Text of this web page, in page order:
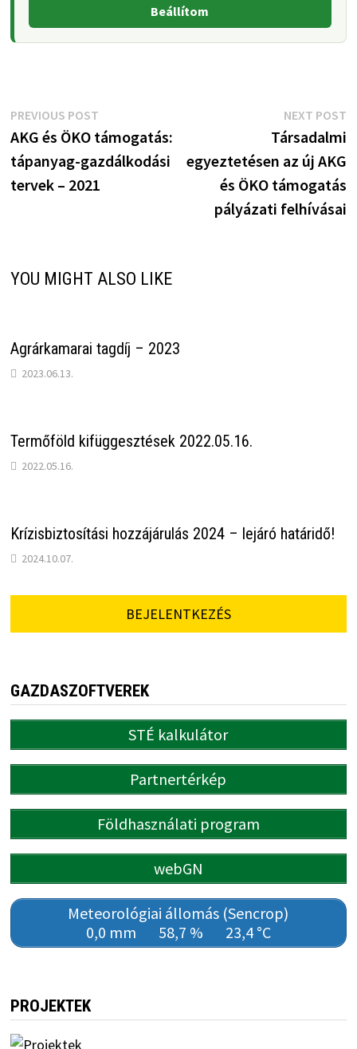
Beállítom
Bejegyzés
navigáció
PREVIOUS POSTPrevious
post:
AKG és ÖKO támogatás:
tápanyag-gazdálkodási
tervek – 2021
NEXT POST
Társadalmi
egyeztetésen az új AKG
és ÖKO támogatás
pályázati felhívásai
YOU MIGHT ALSO LIKE
Agrárkamarai tagdíj – 2023
2023.06.13.
Termőföld kifüggesztések 2022.05.16.
2022.05.16.
Krízisbiztosítási hozzájárulás 2024 – lejáró határidő!
2024.10.07.
BEJELENTKEZÉS
GAZDASZOFTVEREK
STÉ kalkulátor
Partnertérkép
Földhasználati program
webGN
Meteorológiai állomás (Sencrop)
0,0 mm
58,7 % 23,4 °C
PROJEKTEK